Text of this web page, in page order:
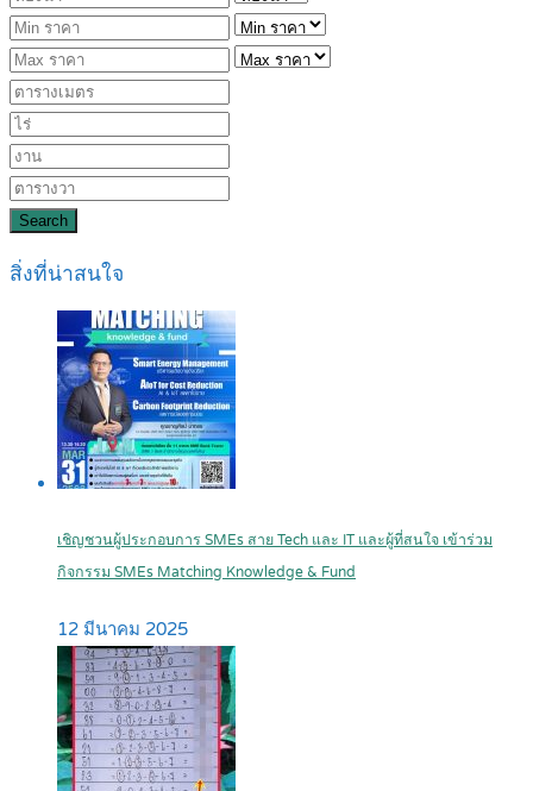
Search
สิ่งที่น่าสนใจ
เชิญชวนผู้ประกอบการ SMEs สาย Tech และ IT และผู้ที่สนใจ เข้าร่วม
กิจกรรม SMEs Matching Knowledge & Fund
12 มีนาคม 2025